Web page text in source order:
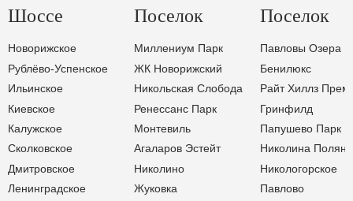
Шоссе
Новорижское
Рублёво-Успенское
Ильинское
Киевское
Калужское
Сколковское
Дмитровское
Ленинградское
Поселок
Миллениум Парк
ЖК Новорижский
Никольская Слобода
Ренессанс Парк
Монтевиль
Агаларов Эстейт
Николино
Жуковка
Поселок
Павловы Озера
Бенилюкс
Райт Хиллз
Гринфилд
Папушево Парк
Николина Поляна
Никологорское
Павлово